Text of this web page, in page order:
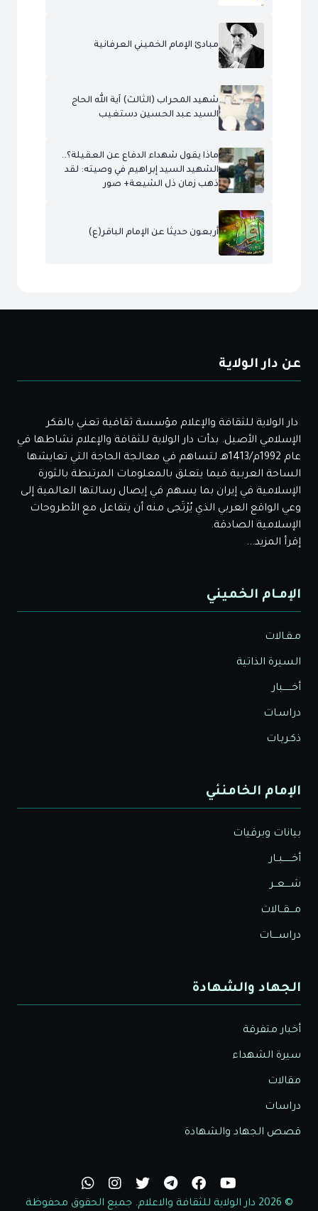
مبادئ الإمام الخميني العرفانية
شهيد المحراب (الثالث) آية الله الحاج
السيد عبد الحسين دستغيب
ماذا يقول شهداء الدفاع عن العقيلة؟..
الشهيد السيد إبراهيم في وصيته: لقد
ذهب زمان ذل الشيعة+ صور
أربعون حديثا عن الإمام الباقر(ع)
عن دار الولاية
دار الولاية للثقافة والإعلام مؤسسة ثقافية تعني بالفكر
الإسلامي الأصيل. بدأت دار الولاية للثقافة والإعلام نشاطها في
عام 1992م/1413هـ لتساهم في معالجة الحاجة التي تعايشها
الساحة العربية فيما يتعلق بالمعلومات المرتبطة بالثورة
الإسلامية في إيران بما يسهم في إيصال رسالتها العالمية إلى
وعي الواقع العربي الذي يُرْتَجى منه أن يتفاعل مع الأطروحات
الإسلامية الصادقة.
إقرأ المزيد...
الإمـام الخميني
مـقـالات
السيرة الذاتية
أخــــــبار
دراسـات
ذكـريـات
الإمام الخامنئي
بيانات وبرقيات
أخــــــبــار
شــــعــر
مـــقــالات
دراســــات
الجهاد والشهادة
أخبار متفرقة
سيرة الشهداء
مقالات
دراسات
قصص الجهاد والشهادة
© 2026 دار الولاية للثقافة والاعلام. جميع الحقوق محفوظة